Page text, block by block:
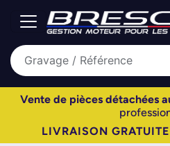
Vente de pièces détachées
LIVRAISON GRATUITE